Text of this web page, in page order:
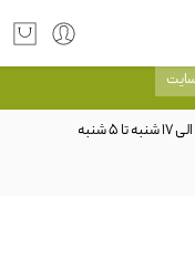
بسته بندی خود شرکت لانگ لایف
شیشه و بسته بندی را ملاحظه